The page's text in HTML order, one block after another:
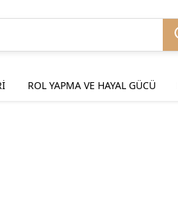
ROL YAPMA VE HAYAL GÜCÜ